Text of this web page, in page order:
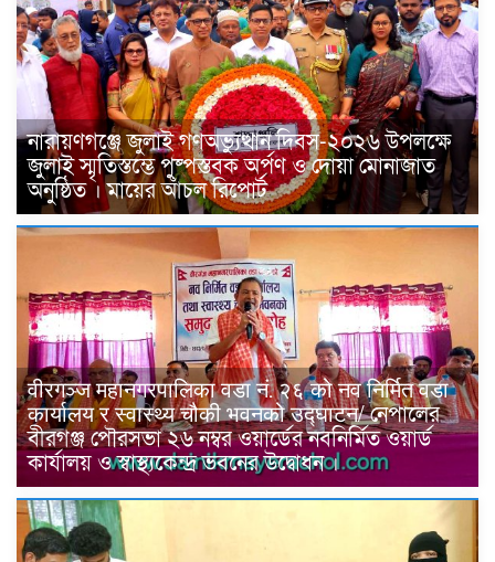
নারায়ণগঞ্জে জুলাই গণঅভ্যুত্থান দিবস-২০২৬ উপলক্ষে
জুলাই স্মৃতিস্তম্ভে পুষ্পস্তবক অর্পণ ও দোয়া মোনাজাত
অনুষ্ঠিত । মায়ের আঁচল রিপোর্ট
वीरगञ्ज महानगरपालिका वडा नं. २६ को नव निर्मित वडा
कार्यालय र स्वास्थ्य चौकी भवनको उद्घाटन/ নেপালের
বীরগঞ্জ পৌরসভা ২৬ নম্বর ওয়ার্ডের নবনির্মিত ওয়ার্ড
কার্যালয় ও স্বাস্থ্যকেন্দ্র ভবনের উদ্বোধন ।